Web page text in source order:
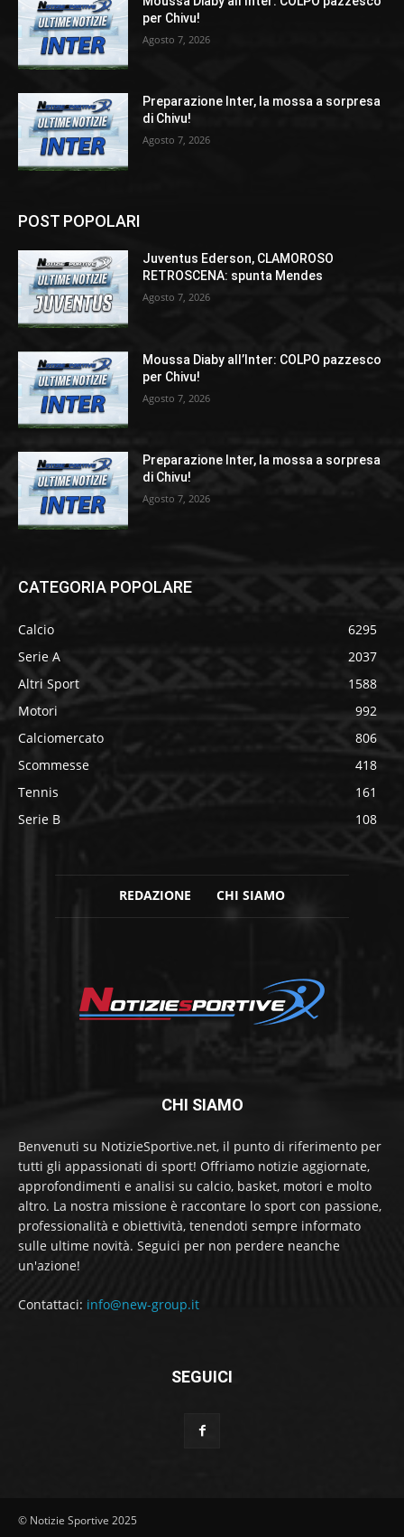
per Chivu!
Agosto 7, 2026
Preparazione Inter, la mossa a sorpresa
di Chivu!
Agosto 7, 2026
POST POPOLARI
Juventus Ederson, CLAMOROSO
RETROSCENA: spunta Mendes
Agosto 7, 2026
Moussa Diaby all’Inter: COLPO pazzesco
per Chivu!
Agosto 7, 2026
Preparazione Inter, la mossa a sorpresa
di Chivu!
Agosto 7, 2026
CATEGORIA POPOLARE
Calcio
6295
Serie A
2037
Altri Sport
1588
Motori
992
Calciomercato
806
Scommesse
418
Tennis
161
Serie B
108
REDAZIONE CHI SIAMO
CHI SIAMO
Benvenuti su NotizieSportive.net, il punto di riferimento per
tutti gli appassionati di sport! Offriamo notizie aggiornate,
approfondimenti e analisi su calcio, basket, motori e molto
altro. La nostra missione è raccontare lo sport con passione,
professionalità e obiettività, tenendoti sempre informato
sulle ultime novità. Seguici per non perdere neanche
un'azione!
Contattaci: info@new-group.it
SEGUICI
© Notizie Sportive 2025